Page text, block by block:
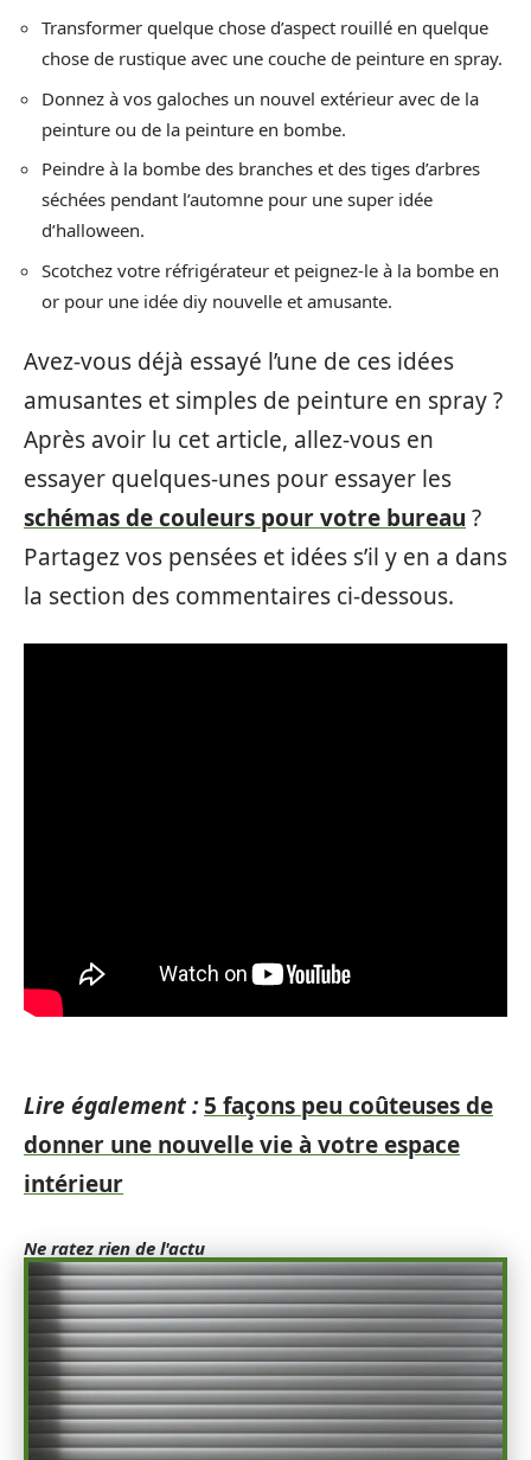
Transformer quelque chose d’aspect rouillé en quelque
chose de rustique avec une couche de peinture en spray.
Donnez à vos galoches un nouvel extérieur avec de la
peinture ou de la peinture en bombe.
Peindre à la bombe des branches et des tiges d’arbres
séchées pendant l’automne pour une super idée
d’halloween.
Scotchez votre réfrigérateur et peignez-le à la bombe en
or pour une idée diy nouvelle et amusante.
Avez-vous déjà essayé l’une de ces idées
amusantes et simples de peinture en spray ?
Après avoir lu cet article, allez-vous en
essayer quelques-unes pour essayer les
schémas de couleurs pour votre bureau ?
Partagez vos pensées et idées s’il y en a dans
la section des commentaires ci-dessous.
Lire également : 5 façons peu coûteuses de
donner une nouvelle vie à votre espace
intérieur
Ne ratez rien de l'actu